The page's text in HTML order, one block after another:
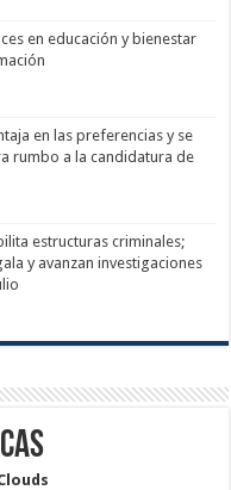
en educación y bienestar
en las preferencias y se
rumbo a la candidatura de
estructuras criminales;
y avanzan investigaciones